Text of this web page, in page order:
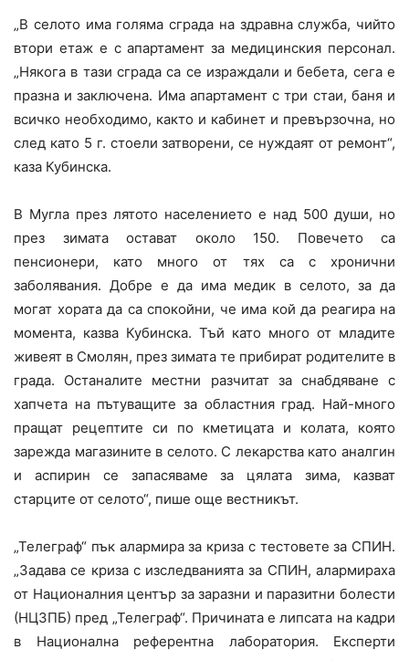
„В селото има голяма сграда на здравна служба, чийто
втори етаж е с апартамент за медицинския персонал.
„Някога в тази сграда са се израждали и бебета, сега е
празна и заключена. Има апартамент с три стаи, баня и
всичко необходимо, както и кабинет и превързочна, но
след като 5 г. стоели затворени, се нуждаят от ремонт“,
каза Кубинска.
В Мугла през лятото населението е над 500 души, но
през зимата остават около 150. Повечето са
пенсионери, като много от тях са с хронични
заболявания. Добре е да има медик в селото, за да
могат хората да са спокойни, че има кой да реагира на
момента, казва Кубинска. Тъй като много от младите
живеят в Смолян, през зимата те прибират родителите в
града. Останалите местни разчитат за снабдяване с
хапчета на пътуващите за областния град. Най-много
пращат рецептите си по кметицата и колата, която
зарежда магазините в селото. С лекарства като аналгин
и аспирин се запасяваме за цялата зима, казват
старците от селото“, пише още вестникът.
„Телеграф“ пък алармира за криза с тестовете за СПИН.
„Задава се криза с изследванията за СПИН, алармираха
от Националния център за заразни и паразитни болести
(НЦЗПБ) пред „Телеграф“. Причината е липсата на кадри
в Национална референтна лаборатория. Експерти